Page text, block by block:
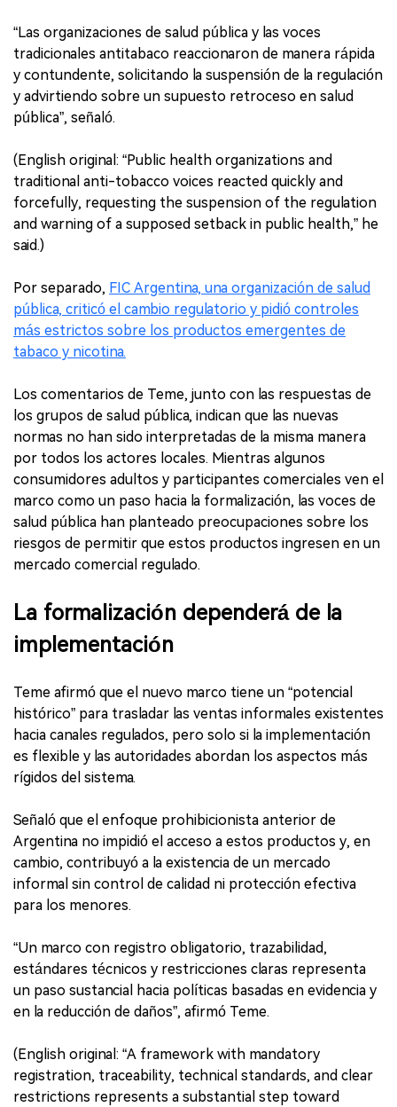
“Las organizaciones de salud pública y las voces
tradicionales antitabaco reaccionaron de manera rápida
y contundente, solicitando la suspensión de la regulación
y advirtiendo sobre un supuesto retroceso en salud
pública”, señaló.
(English original: “Public health organizations and
traditional anti-tobacco voices reacted quickly and
forcefully, requesting the suspension of the regulation
and warning of a supposed setback in public health,” he
said.)
Por separado, FIC Argentina, una organización de salud
pública, criticó el cambio regulatorio y pidió controles
más estrictos sobre los productos emergentes de
tabaco y nicotina.
Los comentarios de Teme, junto con las respuestas de
los grupos de salud pública, indican que las nuevas
normas no han sido interpretadas de la misma manera
por todos los actores locales. Mientras algunos
consumidores adultos y participantes comerciales ven el
marco como un paso hacia la formalización, las voces de
salud pública han planteado preocupaciones sobre los
riesgos de permitir que estos productos ingresen en un
mercado comercial regulado.
La formalización dependerá de la
implementación
Teme afirmó que el nuevo marco tiene un “potencial
histórico” para trasladar las ventas informales existentes
hacia canales regulados, pero solo si la implementación
es flexible y las autoridades abordan los aspectos más
rígidos del sistema.
Señaló que el enfoque prohibicionista anterior de
Argentina no impidió el acceso a estos productos y, en
cambio, contribuyó a la existencia de un mercado
informal sin control de calidad ni protección efectiva
para los menores.
“Un marco con registro obligatorio, trazabilidad,
estándares técnicos y restricciones claras representa
un paso sustancial hacia políticas basadas en evidencia y
en la reducción de daños”, afirmó Teme.
(English original: “A framework with mandatory
registration, traceability, technical standards, and clear
restrictions represents a substantial step toward